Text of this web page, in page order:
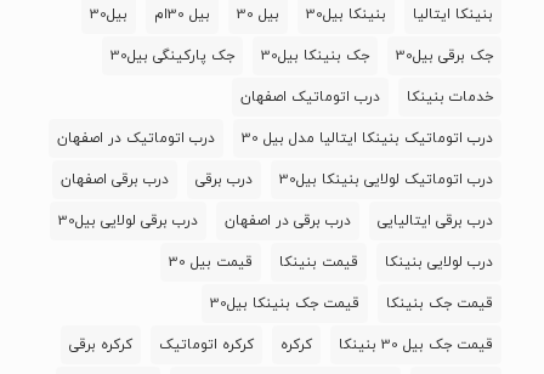
بنینکا ایتالیا بنینکا بیل30 بیل 30 بیل 30ام بیل30
جک برقی بیل30 جک بنینکا بیل30 جک پارکینگی بیل30
خدمات بنینکا درب اتوماتیک اصفهان
درب اتوماتیک بنینکا ایتالیا مدل بیل 30 درب اتوماتیک در اصفهان
درب اتوماتیک لولایی بنینکا بیل30 درب برقی درب برقی اصفهان
درب برقی ایتالیایی درب برقی در اصفهان درب برقی لولایی بیل30
درب لولایی بنینکا قیمت بنینکا قیمت بیل 30
قیمت جک بنینکا قیمت جک بنینکا بیل30
قیمت جک بیل 30 بنینکا کرکره کرکره اتوماتیک کرکره برقی